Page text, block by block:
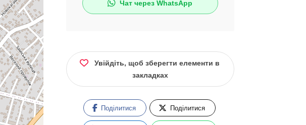
Чат через WhatsApp
Увійдіть, щоб зберегти елементи в
закладках
Поділитися Поділитися